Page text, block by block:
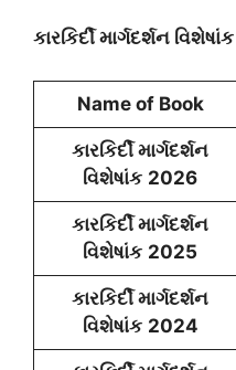
કારકિર્દી માર્ગદર્શન
Name of Book
કારકિર્દી માર્ગદર્શન
વિશેષાંક 2026
કારકિર્દી માર્ગદર્શન
વિશેષાંક 2025
કારકિર્દી માર્ગદર્શન
વિશેષાંક 2024